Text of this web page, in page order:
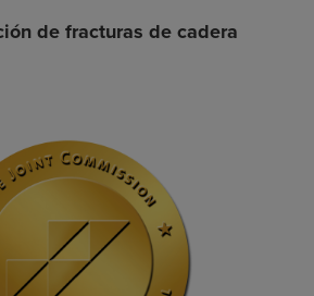
de fracturas de cadera